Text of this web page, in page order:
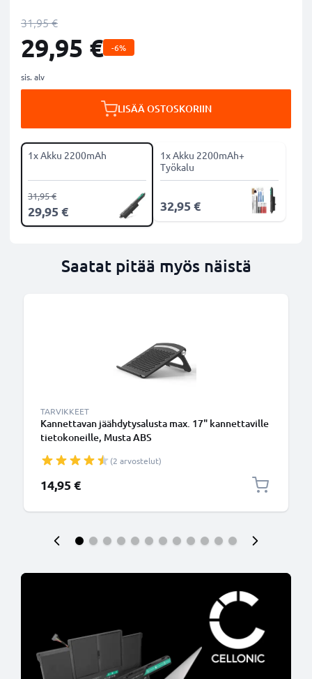
31,95 €
29,95 € -6%
sis. alv
LISÄÄ OSTOSKORIIN
1x Akku 2200mAh
29,95 €
31,95 €
1x Akku 2200mAh+
Työkalu
32,95 €
Saatat pitää myös näistä
TARVIKKEET
Kannettavan jäähdytysalusta max. 17" kannettaville
tietokoneille, Musta ABS
(2 arvostelut)
14,95 €